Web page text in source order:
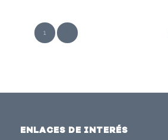
1
ENLACES DE INTERÉS